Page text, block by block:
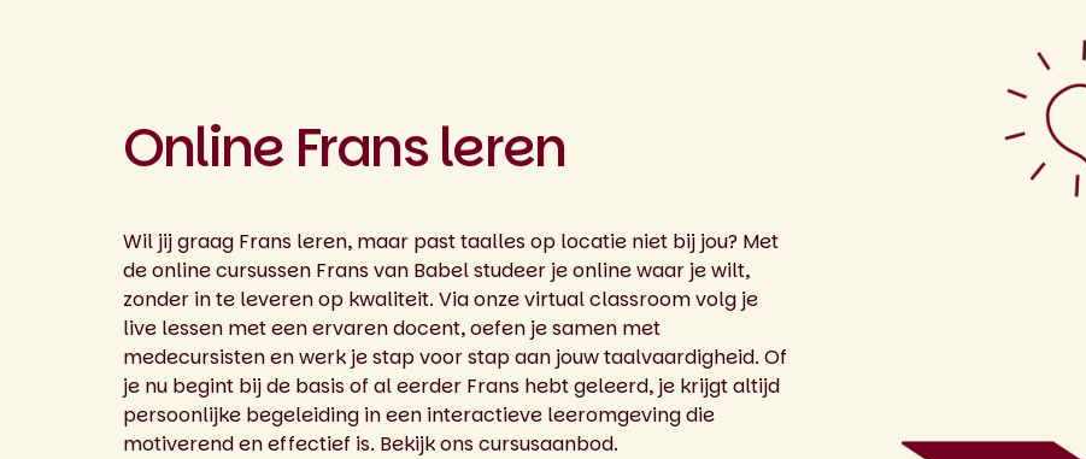
Online Frans leren
Wil jij graag Frans leren, maar past taalles op locatie niet bij jou? Met
de online cursussen Frans van Babel studeer je online waar je wilt,
zonder in te leveren op kwaliteit. Via onze virtual classroom volg je
live lessen met een ervaren docent, oefen je samen met
medecursisten en werk je stap voor stap aan jouw taalvaardigheid. Of
je nu begint bij de basis of al eerder Frans hebt geleerd, je krijgt altijd
persoonlijke begeleiding in een interactieve leeromgeving die
motiverend en effectief is. Bekijk ons cursusaanbod.